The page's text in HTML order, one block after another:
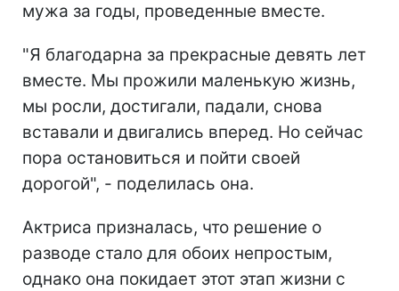
мужа за годы, проведенные вместе.
"Я благодарна за прекрасные девять лет
вместе. Мы прожили маленькую жизнь,
мы росли, достигали, падали, снова
вставали и двигались вперед. Но сейчас
пора остановиться и пойти своей
дорогой", - поделилась она.
Актриса призналась, что решение о
разводе стало для обоих непростым,
однако она покидает этот этап жизни с